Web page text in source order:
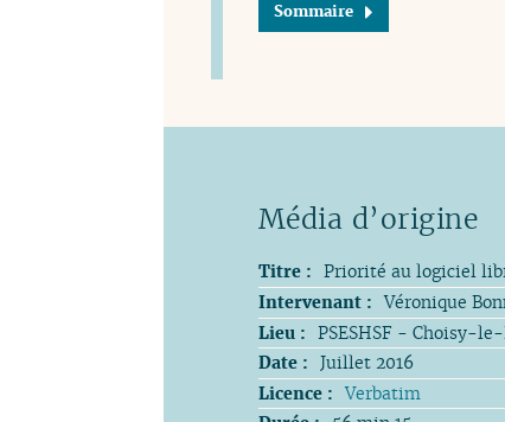
Sommaire
Titre : Priorité au logiciel
Intervenant : Véronique
Lieu : PSESHSF - Choisy-
Date : Juillet 2016
Licence : Verbatim